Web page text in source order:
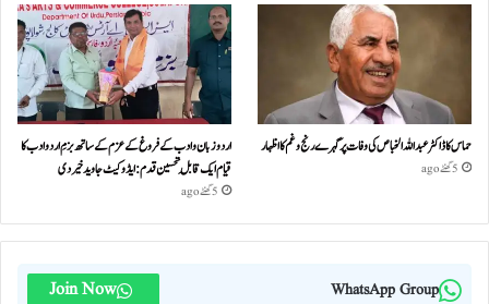
حماس کا ڈاکٹر عبداللہ الخباص کی وفات پر گہرے رنج وغم کااظہار
5 گھنٹے ago
اردو زبان و ادب کے فروغ کے عزم کے ساتھ بزمِ اردو ادب کا
قیام ایک قابلِ تحسین قدم : ایڈوکیٹ جاوید خیردی
5 گھنٹے ago
WhatsApp Group
Join Now